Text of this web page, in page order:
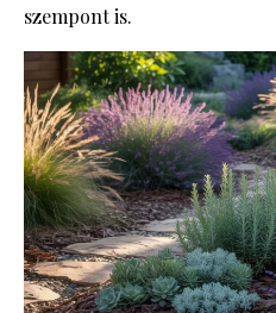
szempont is.